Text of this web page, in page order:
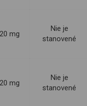
mg
Nie je
stanovené
mg
Nie je
stanovené